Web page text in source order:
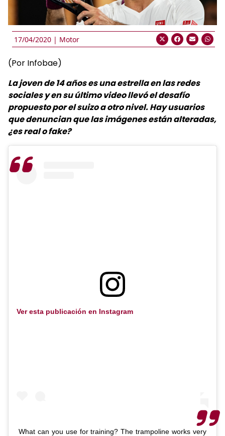
17/04/2020 | Motor
(Por Infobae)
La joven de 14 años es una estrella en las redes
sociales y en su último video llevó el desafío
propuesto por el suizo a otro nivel. Hay usuarios
que denuncian que las imágenes están alteradas,
¿es real o fake?
Ver esta publicación en Instagram
What can you use for training? The trampoline works very